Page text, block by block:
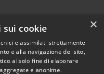
×
cookie
e assimilati strettamente
e alla navigazione del sito,
al solo fine di elaborare
e anonime.